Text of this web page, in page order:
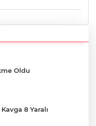
Oldu
8 Yaralı